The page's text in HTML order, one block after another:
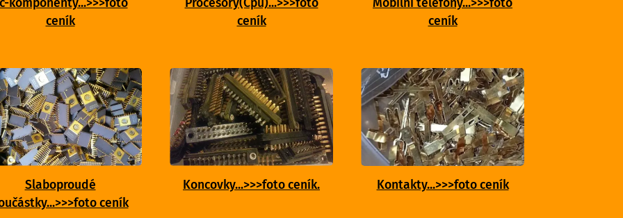
komponenty...>>>foto
ceník
Procesory(Cpu)...>>>foto
ceník
Mobilní telefony...>>>foto
ceník
Slaboproudé
ceník
Koncovky...>>>foto ceník. Kontakty...>>>foto ceník